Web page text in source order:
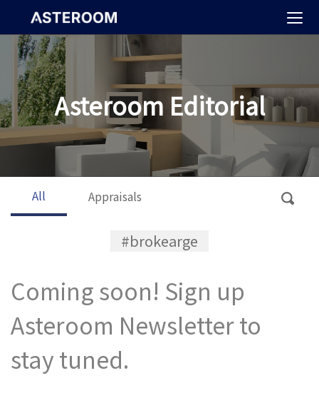
Asteroom Editorial
All Appraisals
#brokearge
Coming soon! Sign up
Asteroom Newsletter to
stay tuned.